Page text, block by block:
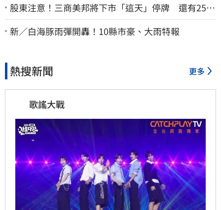
股東注意！三商美邦將下市「這天」停牌 還有252
名千張大戶
新／白海豚雨彈開轟！10縣市豪、大雨特報
熱搜新聞 更多
歌謠大戰